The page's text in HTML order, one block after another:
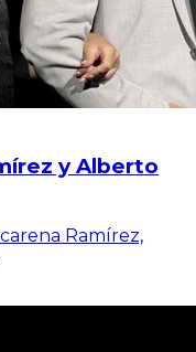
y Alberto
Ramírez,